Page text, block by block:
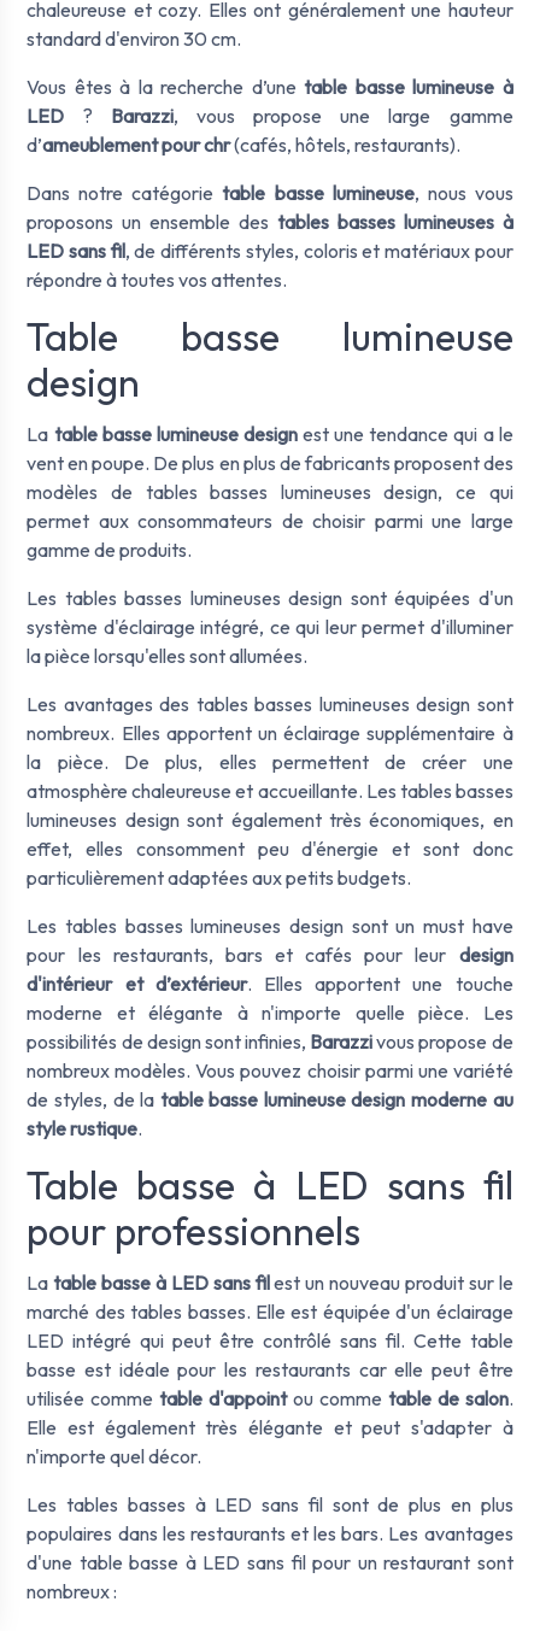
chaleureuse et cozy. Elles ont généralement une hauteur
standard d'environ 30 cm.
Vous êtes à la recherche d’unetable basse lumineuse à
LED ? Barazzi, vous propose une large gamme
d’ameublement pour chr(cafés, hôtels, restaurants).
Dans notre catégorietable basse lumineuse, nous vous
proposons un ensemble des tables basses lumineuses à
LED sans fil, de différents styles, coloris et matériaux pour
répondre à toutes vos attentes.
Table basse lumineuse
design
La table basse lumineuse designest une tendance qui a le
vent en poupe. De plus en plus de fabricants proposent des
modèles de tables basses lumineuses design, ce qui
permet aux consommateurs de choisir parmi une large
gamme de produits.
Les tables basses lumineuses design sont équipées d'un
système d'éclairage intégré, ce qui leur permet d'illuminer
la pièce lorsqu'elles sont allumées.
Les avantages des tables basses lumineuses design sont
nombreux. Elles apportent un éclairage supplémentaire à
la pièce. De plus, elles permettent de créer une
atmosphère chaleureuse et accueillante. Les tables basses
lumineuses design sont également très économiques, en
effet, elles consomment peu d'énergie et sont donc
particulièrement adaptées aux petits budgets.
Les tables basses lumineuses design sont un must have
pour les restaurants, bars et cafés pour leur design
d'intérieur et d’extérieur. Elles apportent une touche
moderne et élégante à n'importe quelle pièce. Les
possibilités de design sont infinies, Barazzivous propose de
nombreux modèles. Vous pouvez choisir parmi une variété
de styles, de la table basse lumineuse design moderne au
style rustique.
Table basse à LED sans fil
pour professionnels
Latable basse à LED sans filest un nouveau produit sur le
marché des tables basses. Elle est équipée d'un éclairage
LED intégré qui peut être contrôlé sans fil. Cette table
basse est idéale pour les restaurants car elle peut être
utilisée commetable d'appointou comme table de salon.
Elle est également très élégante et peut s'adapter à
n'importe quel décor.
Les tables basses à LED sans fil sont de plus en plus
populaires dans les restaurants et les bars. Les avantages
d'une table basse à LED sans fil pour un restaurant sont
nombreux :